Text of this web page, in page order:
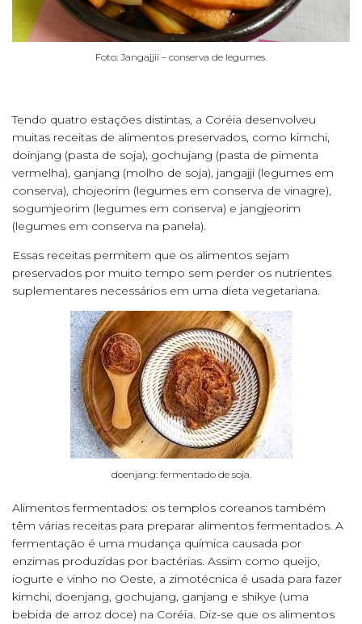
Foto: Jangajjii – conserva de legumes.
Tendo quatro estações distintas, a Coréia desenvolveu
muitas receitas de alimentos preservados, como kimchi,
doinjang (pasta de soja), gochujang (pasta de pimenta
vermelha), ganjang (molho de soja), jangajji (legumes em
conserva), chojeorim (legumes em conserva de vinagre),
sogumjeorim (legumes em conserva) e jangjeorim
(legumes em conserva na panela).
Essas receitas permitem que os alimentos sejam
preservados por muito tempo sem perder os nutrientes
suplementares necessários em uma dieta vegetariana.
doenjang: fermentado de soja.
Alimentos fermentados: os templos coreanos também
têm várias receitas para preparar alimentos fermentados. A
fermentação é uma mudança química causada por
enzimas produzidas por bactérias. Assim como queijo,
iogurte e vinho no Oeste, a zimotécnica é usada para fazer
kimchi, doenjang, gochujang, ganjang e shikye (uma
bebida de arroz doce) na Coréia. Diz-se que os alimentos